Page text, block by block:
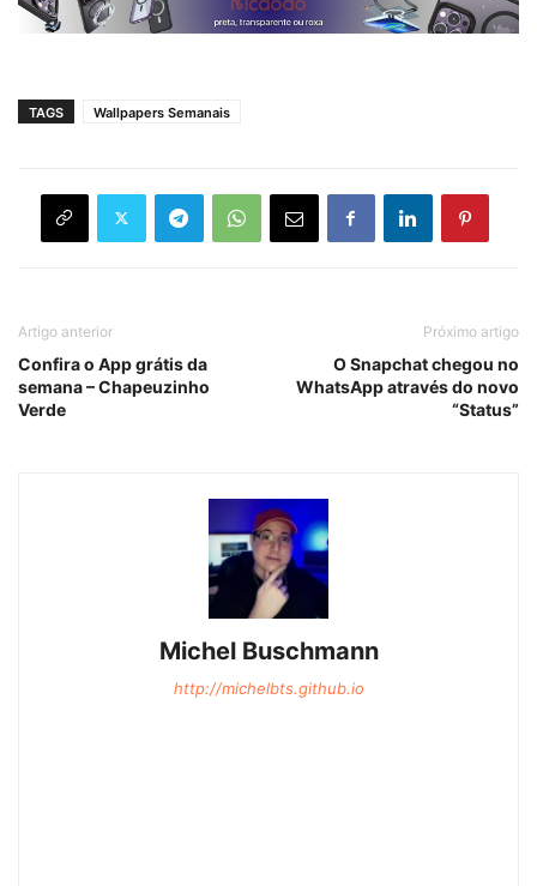
TAGS Wallpapers Semanais
Artigo anterior
Confira o App grátis da
semana – Chapeuzinho
Verde
Próximo artigo
O Snapchat chegou no
WhatsApp através do novo
“Status”
Michel Buschmann
http://michelbts.github.io